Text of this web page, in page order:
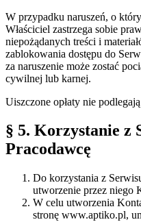
W przypadku naruszeń, o
Właściciel zastrzega sobie
niepożądanych treści i
zablokowania dostępu do
za naruszenie może zostać
cywilnej lub karnej.
Uiszczone opłaty nie
§ 5. Korzystanie z
Pracodawcę
Do korzystania z
utworzenie przez niego
W celu utworzenia
stronę www.aptiko.pl,